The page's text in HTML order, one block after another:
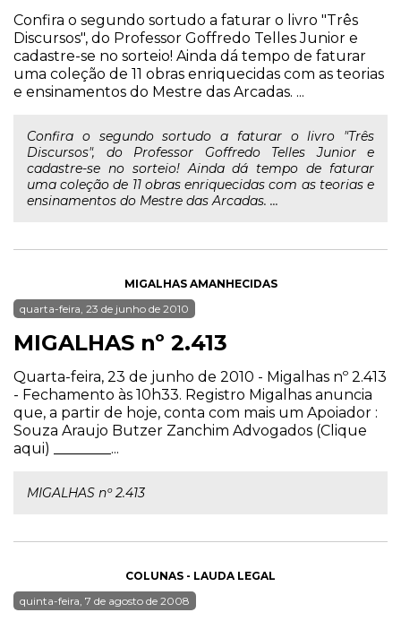
Confira o segundo sortudo a faturar o livro "Três
Discursos", do Professor Goffredo Telles Junior e
cadastre-se no sorteio! Ainda dá tempo de faturar
uma coleção de 11 obras enriquecidas com as teorias
e ensinamentos do Mestre das Arcadas. ...
Confira o segundo sortudo a faturar o livro "Três
Discursos", do Professor Goffredo Telles Junior e
cadastre-se no sorteio! Ainda dá tempo de faturar
uma coleção de 11 obras enriquecidas com as teorias e
ensinamentos do Mestre das Arcadas. ...
MIGALHAS AMANHECIDAS
quarta-feira, 23 de junho de 2010
MIGALHAS nº 2.413
Quarta-feira, 23 de junho de 2010 - Migalhas nº 2.413
- Fechamento às 10h33. Registro Migalhas anuncia
que, a partir de hoje, conta com mais um Apoiador :
Souza Araujo Butzer Zanchim Advogados (Clique
aqui) ________...
MIGALHAS nº 2.413
COLUNAS - LAUDA LEGAL
quinta-feira, 7 de agosto de 2008